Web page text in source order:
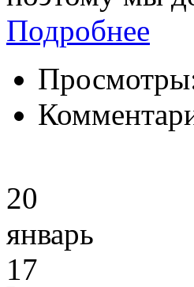
Подробнее
20
январь
17